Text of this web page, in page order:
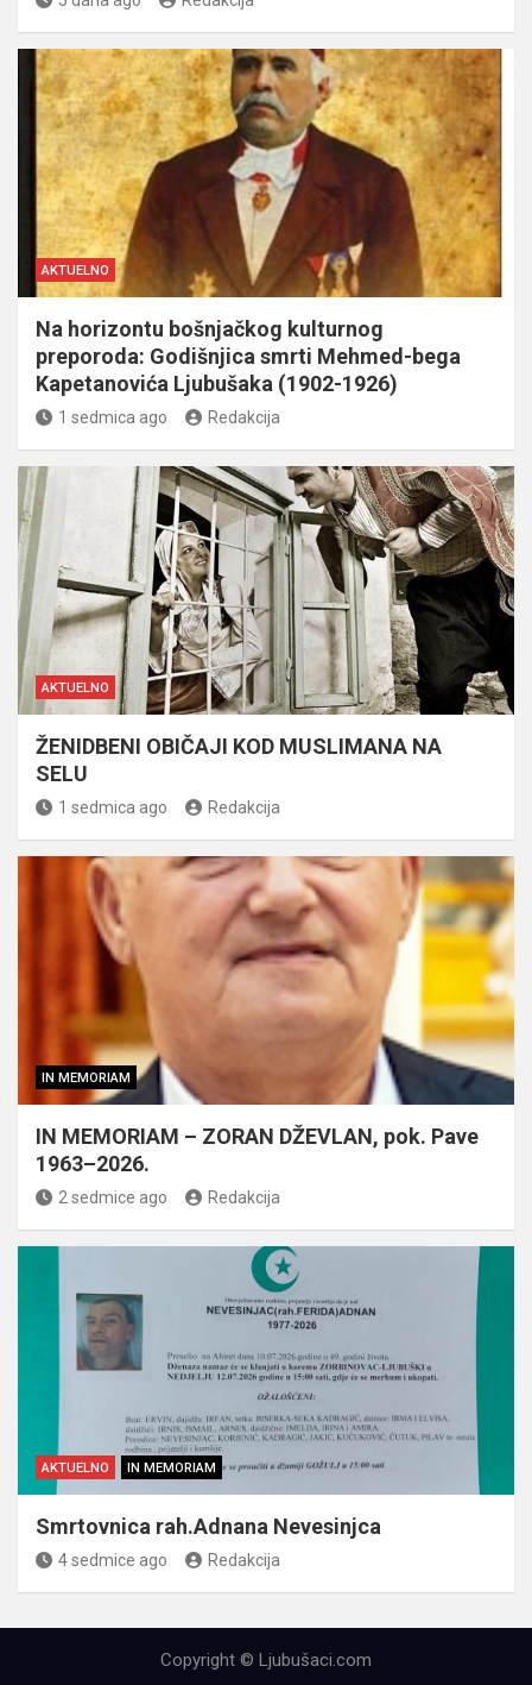
AKTUELNO
Na horizontu bošnjačkog kulturnog
preporoda: Godišnjica smrti Mehmed-bega
Kapetanovića Ljubušaka (1902-1926)
1 sedmica ago Redakcija
AKTUELNO
ŽENIDBENI OBIČAJI KOD MUSLIMANA NA
SELU
1 sedmica ago Redakcija
IN MEMORIAM
IN MEMORIAM – ZORAN DŽEVLAN, pok. Pave
1963–2026.
2 sedmice ago Redakcija
AKTUELNO IN MEMORIAM
Smrtovnica rah.Adnana Nevesinjca
4 sedmice ago Redakcija
Copyright © Ljubušaci.com